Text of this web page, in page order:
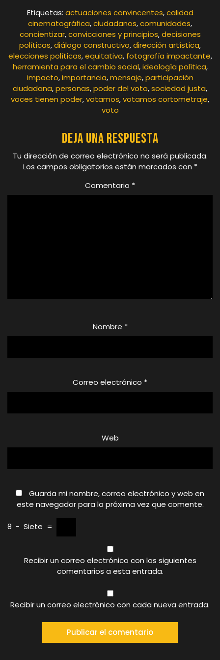
Etiquetas: actuaciones convincentes,calidad
cinematográfica,ciudadanos,comunidades,
concientizar,convicciones y principios,decisiones
políticas,diálogo constructivo,dirección artística,
elecciones políticas,equitativa, fotografía impactante,
herramienta para el cambio social,ideología política,
impacto,importancia,mensaje,participación
ciudadana,personas,poder del voto,sociedad justa,
voces tienen poder,votamos,votamos cortometraje,
voto
Deja una respuesta
Tu dirección de correo electrónico no será publicada.
Los campos obligatorios están marcados con *
Comentario *
Nombre *
Correo electrónico *
Web
Guarda mi nombre, correo electrónico y web en
este navegador para la próxima vez que comente.
8 − Siete =
Recibir un correo electrónico con los siguientes
comentarios a esta entrada.
Recibir un correo electrónico con cada nueva entrada.